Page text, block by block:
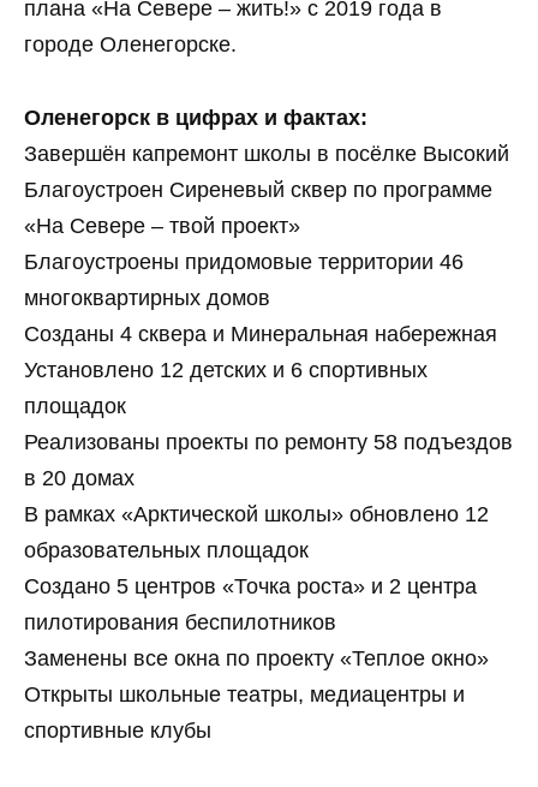
плана «На Севере – жить!» с 2019 года в
городе Оленегорске.
Оленегорск в цифрах и фактах:
Завершён капремонт школы в посёлке Высокий
Благоустроен Сиреневый сквер по программе
«На Севере – твой проект»
Благоустроены придомовые территории 46
многоквартирных домов
Созданы 4 сквера и Минеральная набережная
Установлено 12 детских и 6 спортивных
площадок
Реализованы проекты по ремонту 58 подъездов
в 20 домах
В рамках «Арктической школы» обновлено 12
образовательных площадок
Создано 5 центров «Точка роста» и 2 центра
пилотирования беспилотников
Заменены все окна по проекту «Теплое окно»
Открыты школьные театры, медиацентры и
спортивные клубы